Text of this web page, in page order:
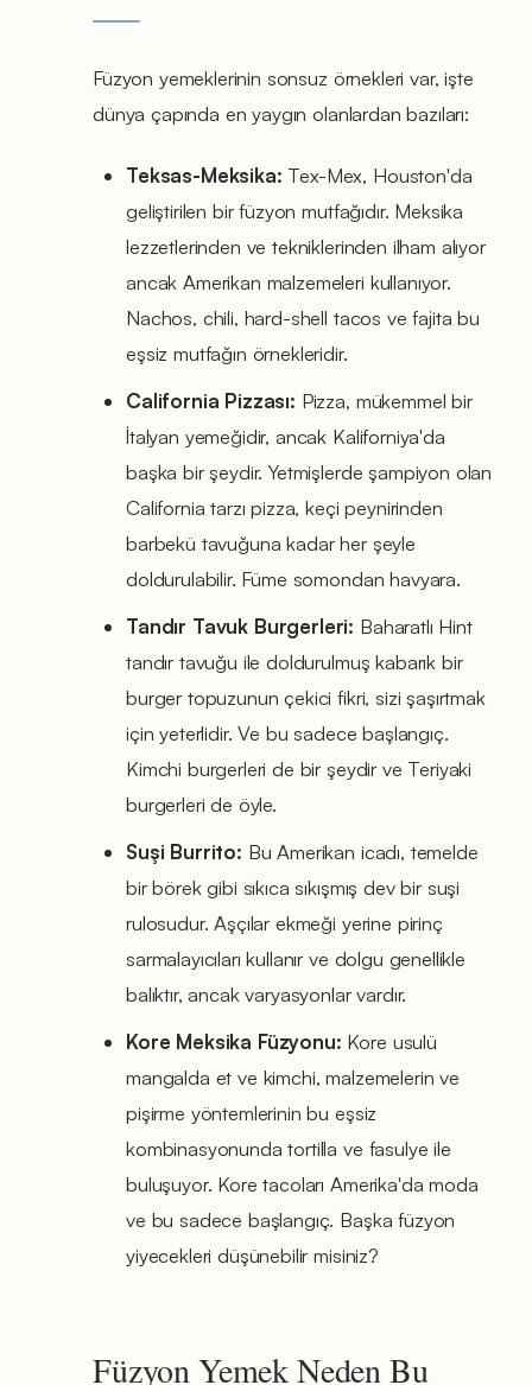
Füzyon yemeklerinin sonsuz örnekleri var, işte
dünya çapında en yaygın olanlardan bazıları:
Teksas-Meksika: Tex-Mex, Houston'da
geliştirilen bir füzyon mutfağıdır. Meksika
lezzetlerinden ve tekniklerinden ilham alıyor
ancak Amerikan malzemeleri kullanıyor.
Nachos, chili, hard-shell tacos ve fajita bu
eşsiz mutfağın örnekleridir.
California Pizzası: Pizza, mükemmel bir
İtalyan yemeğidir, ancak Kaliforniya'da
başka bir şeydir. Yetmişlerde şampiyon olan
California tarzı pizza, keçi peynirinden
barbekü tavuğuna kadar her şeyle
doldurulabilir. Füme somondan havyara.
Tandır Tavuk Burgerleri: Baharatlı Hint
tandır tavuğu ile doldurulmuş kabarık bir
burger topuzunun çekici fikri, sizi şaşırtmak
için yeterlidir. Ve bu sadece başlangıç.
Kimchi burgerleri de bir şeydir ve Teriyaki
burgerleri de öyle.
Suşi Burrito: Bu Amerikan icadı, temelde
bir börek gibi sıkıca sıkışmış dev bir suşi
rulosudur. Aşçılar ekmeği yerine pirinç
sarmalayıcıları kullanır ve dolgu genellikle
balıktır, ancak varyasyonlar vardır.
Kore Meksika Füzyonu: Kore usulü
mangalda et ve kimchi, malzemelerin ve
pişirme yöntemlerinin bu eşsiz
kombinasyonunda tortilla ve fasulye ile
buluşuyor. Kore tacoları Amerika'da moda
ve bu sadece başlangıç. Başka füzyon
yiyecekleri düşünebilir misiniz?
Füzyon Yemek Neden Bu